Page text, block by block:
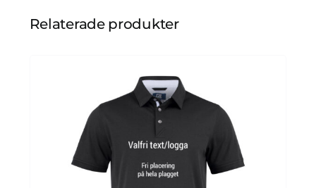
Relaterade produkter